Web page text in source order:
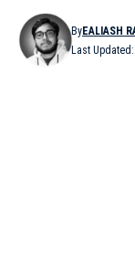
Last
ByEALIASH